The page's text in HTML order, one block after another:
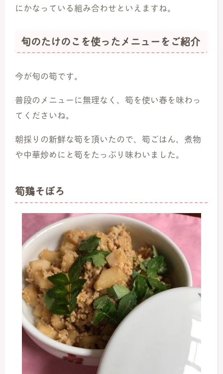
にかなっている組み合わせといえますね。
旬のたけのこを使ったメニューをご紹介
今が旬の筍です。
普段のメニューに無理なく、筍を使い春を味わっ
てくださいね。
朝採りの新鮮な筍を頂いたので、筍ごはん、煮物
や中華炒めにと筍をたっぷり味わいました。
筍鶏そぼろ